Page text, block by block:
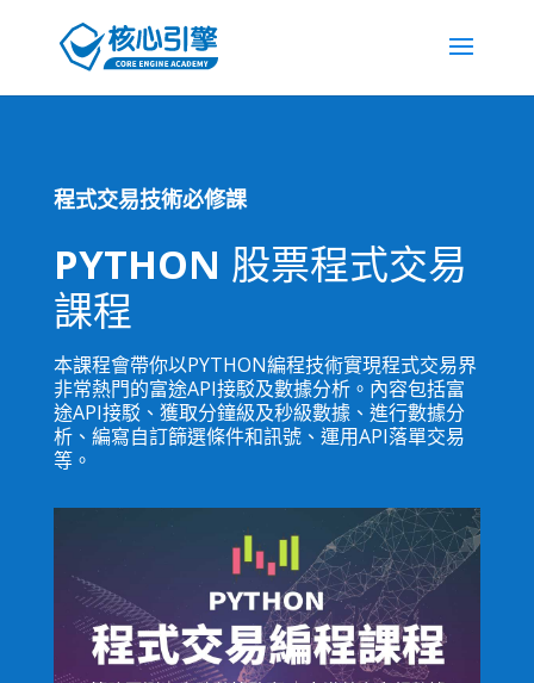
程式交易技術必修課
PYTHON 股票程式交易
課程
本課程會帶你以PYTHON編程技術實現程式交易界
非常熱門的富途API接駁及數據分析。內容包括富
途API接駁、獲取分鐘級及秒級數據、進行數據分
析、編寫自訂篩選條件和訊號、運用API落單交易
等。